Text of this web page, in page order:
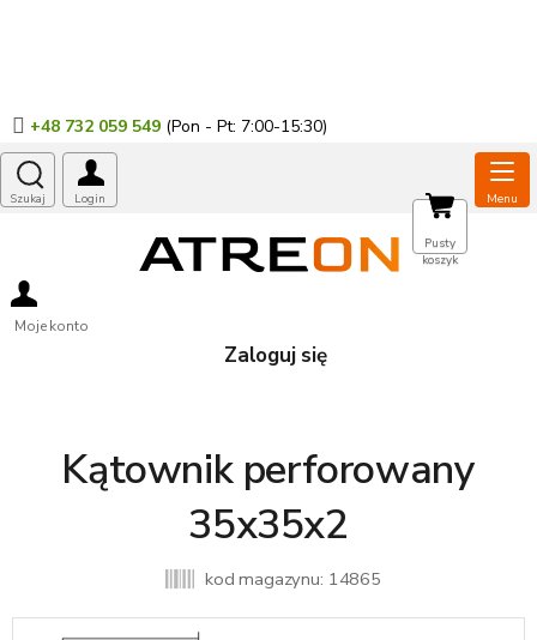
+48 732 059 549
Moje konto
Zaloguj się
KOSZYK
Pusty
koszyk
Kątownik perforowany
35x35x2
kod magazynu: 14865